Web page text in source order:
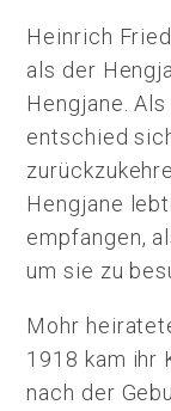
Heinrich
als der
Hengjane.
entschied
Hengjane
empfangen,
um sie zu
Mohr
1918 kam ihr
nach der